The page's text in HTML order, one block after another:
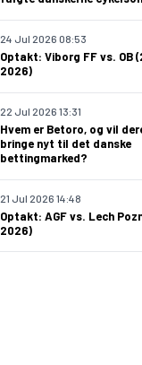
Optakt: Viborg FF vs. OB
2026)
24 Jul 2026 08:53
Hvem er Betoro, og vil
bringe nyt til det danske
bettingmarked?
22 Jul 2026 13:31
Optakt: AGF vs. Lech
2026)
21 Jul 2026 14:48